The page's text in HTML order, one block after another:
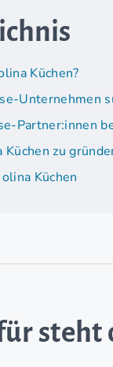
Küchen?
Unternehmen
Partner:innen
zu
Küchen
steht